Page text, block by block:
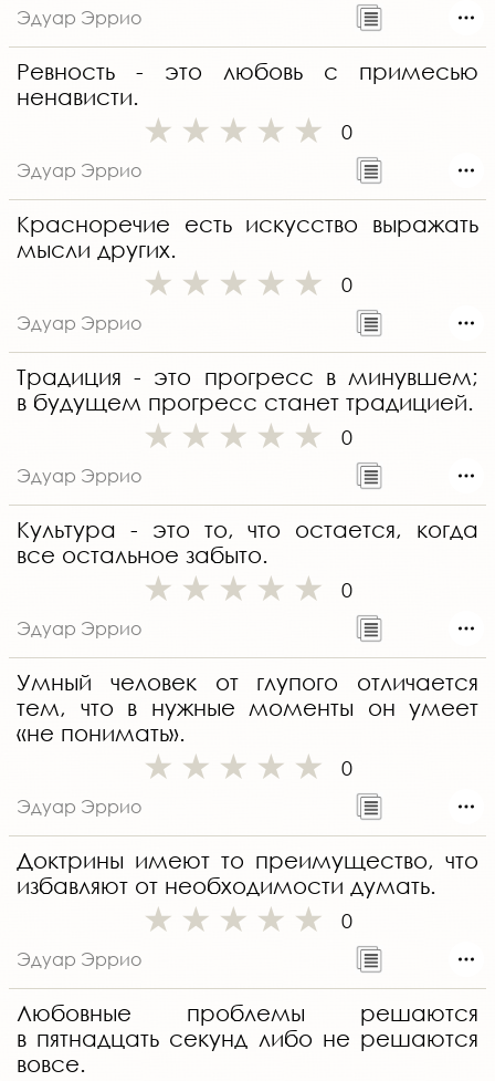
Эдуар Эррио
Ревность - это любовь с примесью
ненависти.
0
Эдуар Эррио
Красноречие есть искусство выражать
мысли других.
0
Эдуар Эррио
Традиция - это прогресс в минувшем;
в будущем прогресс станет традицией.
0
Эдуар Эррио
Культура - это то, что остается, когда
все остальное забыто.
0
Эдуар Эррио
Умный человек от глупого отличается
тем, что в нужные моменты он умеет
«не понимать».
0
Эдуар Эррио
Доктрины имеют то преимущество, что
избавляют от необходимости думать.
0
Эдуар Эррио
Любовные проблемы решаются
в пятнадцать секунд либо не решаются
вовсе.